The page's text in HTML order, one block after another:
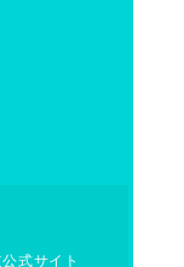
式サイト